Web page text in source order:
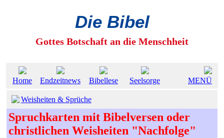
Die Bibel
Gottes Botschaft an die Menschheit
Home Endzeitnews Bibellese Seelsorge MENÜ
Weisheiten & Sprüche
Spruchkarten mit Bibelversen oder
christlichen Weisheiten "Nachfolge"